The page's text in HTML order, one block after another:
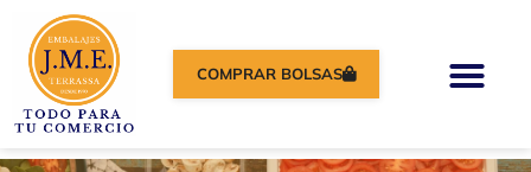
COMPRAR BOLSAS